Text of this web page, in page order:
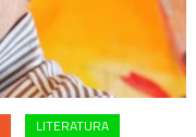
LITERATURA